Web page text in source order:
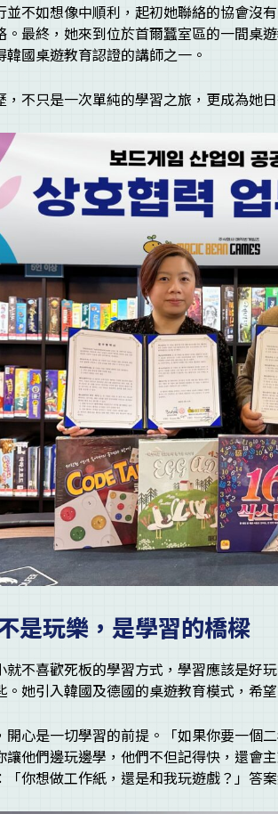
並不如想像中順利，起初她聯絡的協會沒
。最終，她來到位於首爾蠶室區的一間桌
韓國桌遊教育認證的講師之一。
，不只是一次單純的學習之旅，更成為她
是玩樂，是學習的橋樑
就不喜歡死板的學習方式，學習應該是好
。她引入韓國及德國的桌遊教育模式，希
開心是一切學習的前提。「如果你要一個
讓他們邊玩邊學，他們不但記得快，還會
「你想做工作紙，還是和我玩遊戲？」答